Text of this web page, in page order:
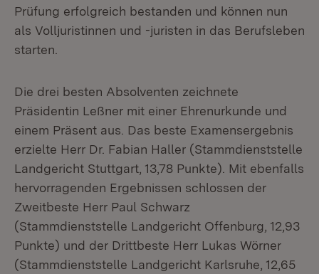
Prüfung erfolgreich bestanden und können nun
als Volljuristinnen und -juristen in das Berufsleben
starten.
Die drei besten Absolventen zeichnete
Präsidentin Leßner mit einer Ehrenurkunde und
einem Präsent aus. Das beste Examensergebnis
erzielte Herr Dr. Fabian Haller (Stammdienststelle
Landgericht Stuttgart, 13,78 Punkte). Mit ebenfalls
hervorragenden Ergebnissen schlossen der
Zweitbeste Herr Paul Schwarz
(Stammdienststelle Landgericht Offenburg, 12,93
Punkte) und der Drittbeste Herr Lukas Wörner
(Stammdienststelle Landgericht Karlsruhe, 12,65